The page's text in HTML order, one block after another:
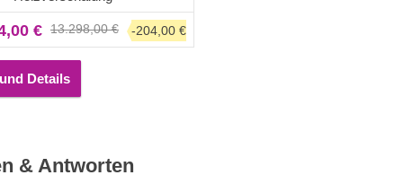
auch als Raum für
oder als Lagerraum
während das Carport als
für Ihre Gartengeräte dienen
€ 13.298,00 € -204,00 €
Details
& Antworten